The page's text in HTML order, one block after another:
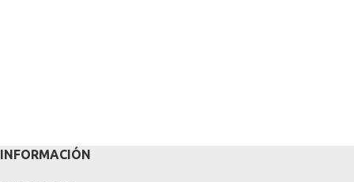
INFORMACIÓN